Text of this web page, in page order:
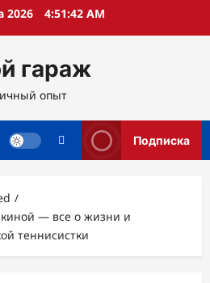
2026 4:51:43 AM
гараж
опыт
Подписка
— все о жизни и
теннисистки